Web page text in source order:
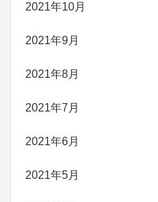
2021年10月
2021年9月
2021年8月
2021年7月
2021年6月
2021年5月